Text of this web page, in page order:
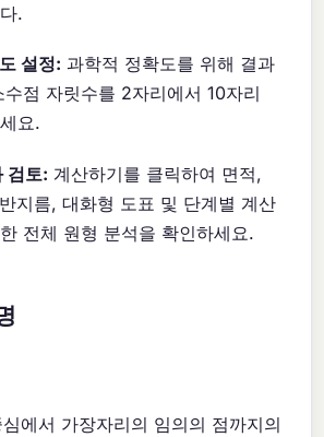
.
설정: 과학적 정확도를 위해 결과
점 자릿수를 2자리에서 10자리
요.
검토: 계산하기를 클릭하여 면적,
지름, 대화형 도표 및 단계별 계산
전체 원형 분석을 확인하세요.
에서 가장자리의 임의의 점까지의